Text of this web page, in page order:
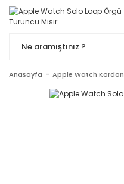
Anasayfa Apple Watch Kordon